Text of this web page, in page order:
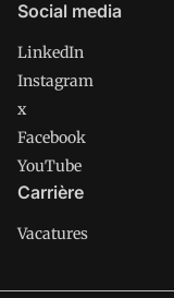
Social media
LinkedIn
Instagram
x
Facebook
YouTube
Carrière
Vacatures